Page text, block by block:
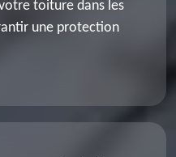
toiture dans les
une protection